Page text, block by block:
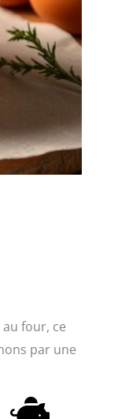
four, ce
par une